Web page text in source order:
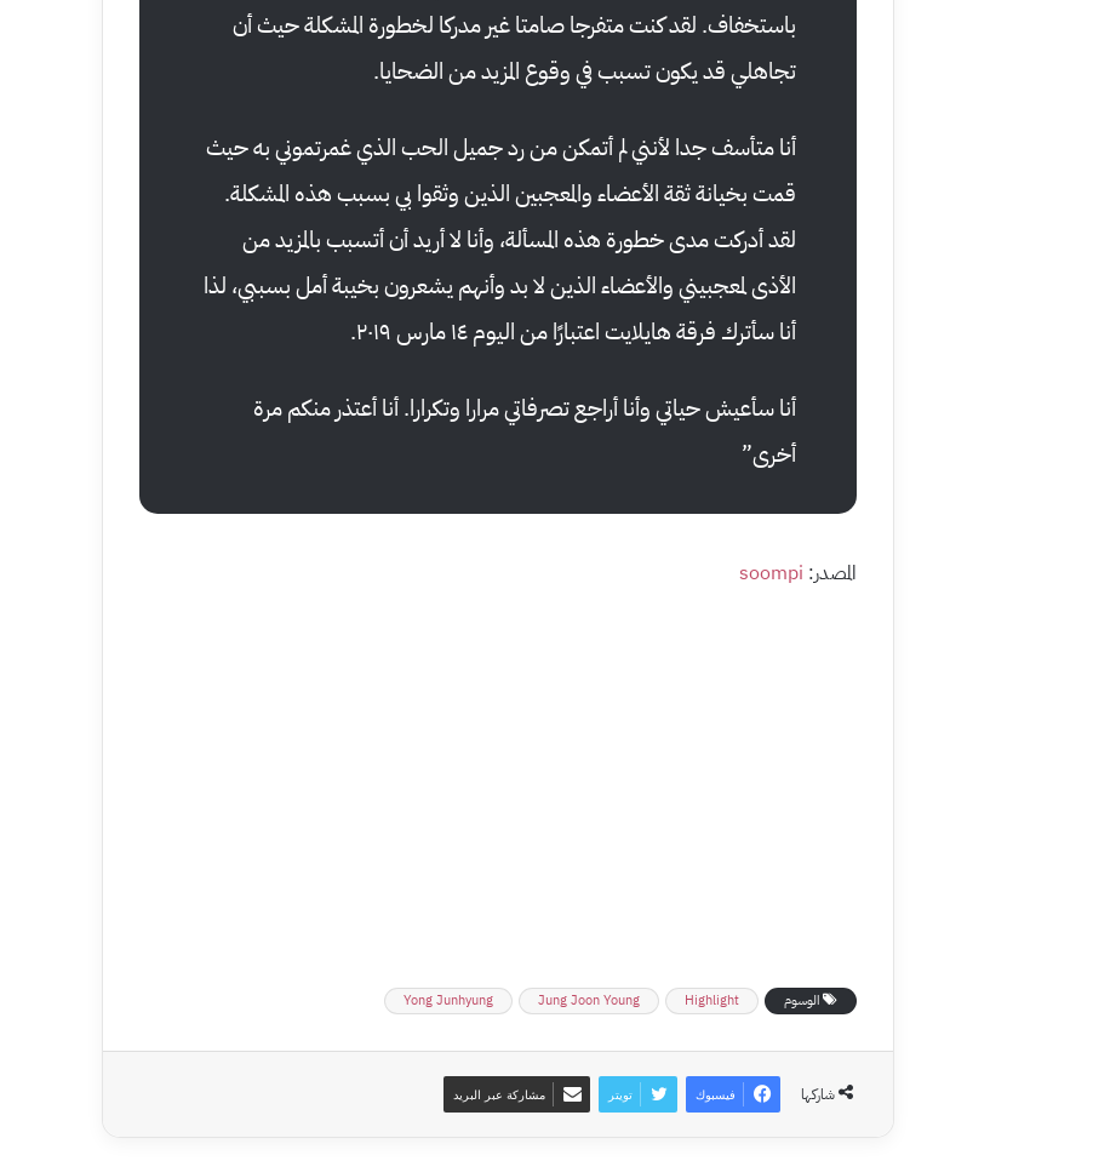
باستخفاف. لقد كنت متفرجا صامتا غير مدركا لخطورة المشكلة حيث أن
تجاهلي قد يكون تسبب في وقوع المزيد من الضحايا.
أنا متأسف جدا لأنني لم أتمكن من رد جميل الحب الذي غمرتموني به حيث
قمت بخيانة ثقة الأعضاء والمعجبين الذين وثقوا بي بسبب هذه المشكلة.
لقد أدركت مدى خطورة هذه المسألة، وأنا لا أريد أن أتسبب بالمزيد من
الأذى لمعجبيني والأعضاء الذين لا بد وأنهم يشعرون بخيبة أمل بسببي، لذا
أنا سأترك فرقة هايلايت اعتبارًا من اليوم ١٤ مارس ٢٠١٩.
أنا سأعيش حياتي وأنا أراجع تصرفاتي مرارا وتكرارا. أنا أعتذر منكم مرة
أخرى”
المصدر: soompi
الوسوم Highlight
Jung Joon Young
Yong Junhyung
شاركها فيسبوك تويتر مشاركة عبر البريد